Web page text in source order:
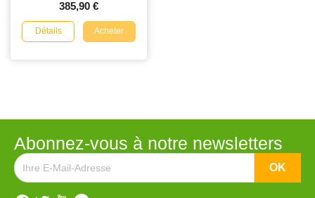
385,90 €
Détails Acheter
Abonnez-vous à notre newsletters